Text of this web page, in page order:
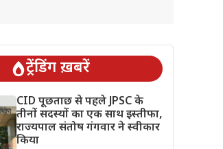
ट्रेंडिंग ख़बरें
CID पूछताछ से पहले JPSC के
तीनों सदस्यों का एक साथ इस्तीफा,
राज्यपाल संतोष गंगवार ने स्वीकार
किया